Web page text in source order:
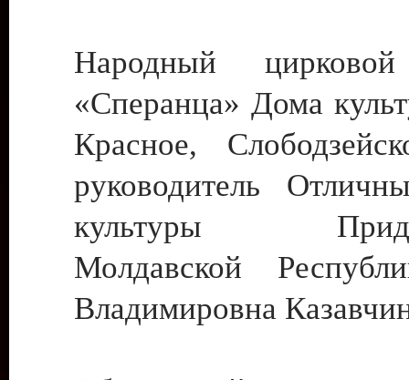
Народный цирковой
«Сперанца» Дома
Красное,
руководитель
культуры
Молдавской
Владимировна